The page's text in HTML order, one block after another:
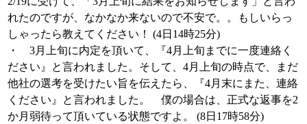
れたのですが、なかなか来ないので不安で。。もしいらっ
しゃったら教えてください！ (4日14時25分)
・ 3月上旬に内定を頂いて、『4月上旬までに一度連絡く
ださい』と言われました。そして、4月上旬の時点で、まだ
他社の選考を受けたい旨を伝えたら、『4月末にまた、連絡
ください』と言われました。 僕の場合は、正式な返事を2
か月弱待って頂いている状態ですよ。 (8日17時58分)